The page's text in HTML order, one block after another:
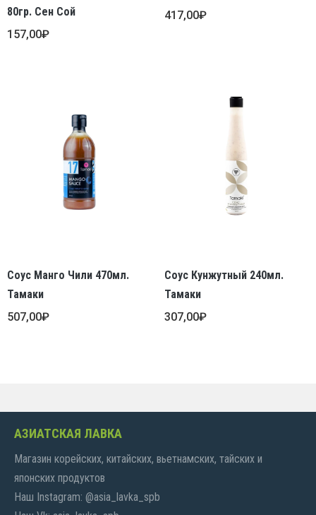
80гр. Сен Сой
157,00₽
417,00₽
Соус Манго Чили 470мл.
Тамаки
507,00₽
Соус Кунжутный 240мл.
Тамаки
307,00₽
АЗИАТСКАЯ ЛАВКА
Магазин корейских, китайских, вьетнамских, тайских и
японских продуктов
Наш Instagram: @asia_lavka_spb